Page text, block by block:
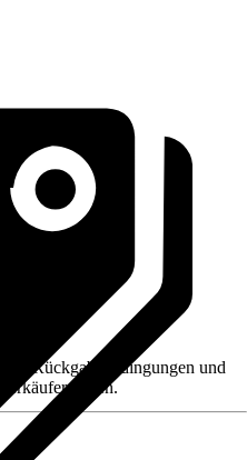
B. Rückgabebedingungen und